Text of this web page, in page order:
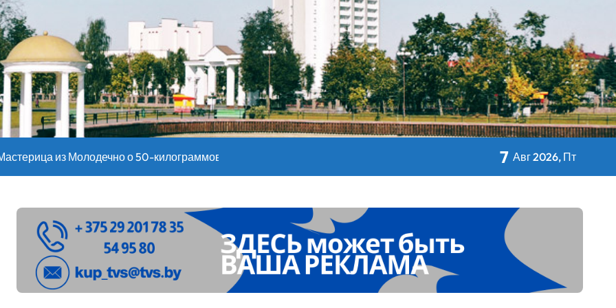
профилакториев. Лукашенко заслушал доклад главы Минсельхозпрода
из Молодечно о 50-килограммовом каравае для Дворца Независимости
рассказали о погоде на сегодня
– 05 08 2026
в Беларуси из-за жары
7 Авг 2026, Пт